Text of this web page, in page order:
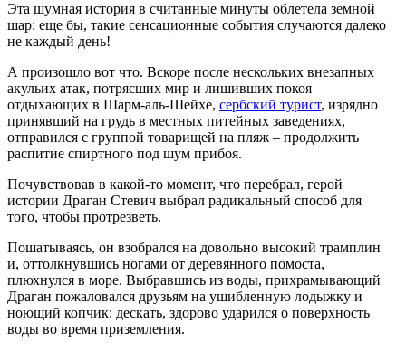
Эта шумная история в считанные минуты облетела земной
шар: еще бы, такие сенсационные события случаются далеко
не каждый день!
А произошло вот что. Вскоре после нескольких внезапных
акульих атак, потрясших мир и лишивших покоя
отдыхающих в Шарм-аль-Шейхе, сербский турист, изрядно
принявший на грудь в местных питейных заведениях,
отправился с группой товарищей на пляж – продолжить
распитие спиртного под шум прибоя.
Почувствовав в какой-то момент, что перебрал, герой
истории Драган Стевич выбрал радикальный способ для
того, чтобы протрезветь.
Пошатываясь, он взобрался на довольно высокий трамплин
и, оттолкнувшись ногами от деревянного помоста,
плюхнулся в море. Выбравшись из воды, прихрамывающий
Драган пожаловался друзьям на ушибленную лодыжку и
ноющий копчик: дескать, здорово ударился о поверхность
воды во время приземления.